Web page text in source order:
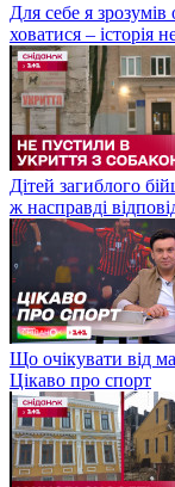
Для себе я
ховатися – історія
Дітей загиблого
ж насправді
Що очікувати від
Цікаво про спорт